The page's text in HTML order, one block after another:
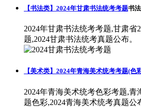
【书法类】2024年甘肃书法统考考题书法
2024年甘肃书法统考考题,甘肃省
题,2024甘肃书法统考真题公布。
【美术类】2024年青海美术统考考题(色
2024年青海美术统考色彩考题,青
题色彩,2024青海美术统考真题公